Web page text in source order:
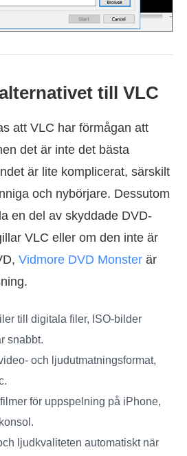
till VLC
att VLC har förmågan att
det är inte det bästa
är lite komplicerat, särskilt
och nybörjare. Dessutom
en del av skyddade DVD-
VLC eller om den inte är
Vidmore DVD Monster är
till digitala filer, ISO-bilder
snabbt.
och ljudutmatningsformat,
för uppspelning på iPhone,
ljudkvaliteten automatiskt när